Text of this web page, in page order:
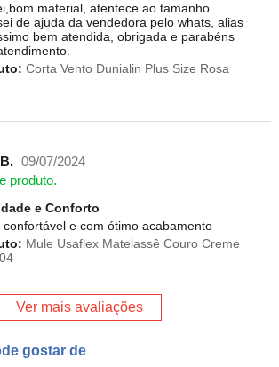
material, atentece ao tamanho
de ajuda da vendedora pelo whats, alias
bem atendida, obrigada e parabéns
Corta Vento Dunialin Plus Size Rosa
09/07/2024
produto.
e Conforto
confortável e com ótimo acabamento
Mule Usaflex Matelassê Couro Creme
Ver mais avaliações
gostar de